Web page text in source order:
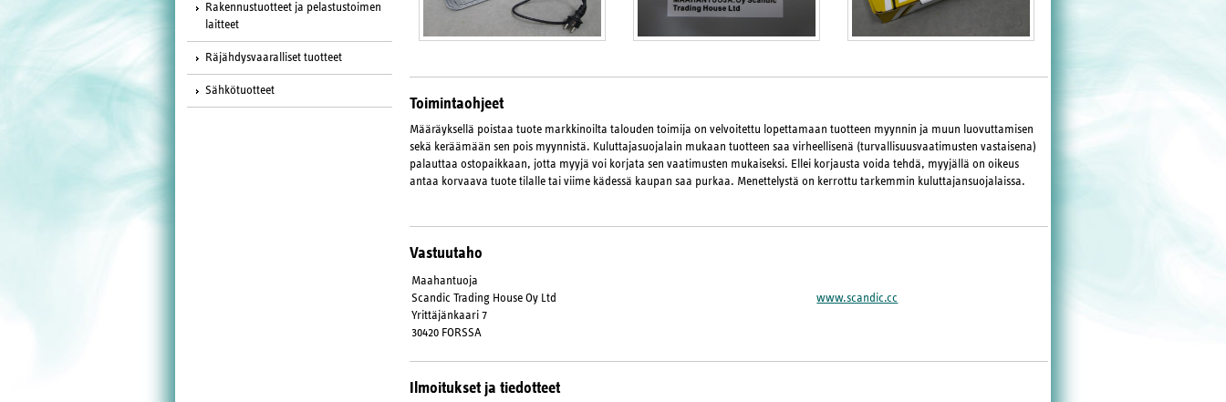
Rakennustuotteet ja pelastustoimen
laitteet
Räjähdysvaaralliset tuotteet
Sähkötuotteet
Toimintaohjeet
Määräyksellä poistaa tuote markkinoilta talouden toimija on velvoitettu lopettamaan tuotteen myynnin ja muun luovuttamisen
sekä keräämään sen pois myynnistä. Kuluttajasuojalain mukaan tuotteen saa virheellisenä (turvallisuusvaatimusten vastaisena)
palauttaa ostopaikkaan, jotta myyjä voi korjata sen vaatimusten mukaiseksi. Ellei korjausta voida tehdä, myyjällä on oikeus
antaa korvaava tuote tilalle tai viime kädessä kaupan saa purkaa. Menettelystä on kerrottu tarkemmin kuluttajansuojalaissa.
Vastuutaho
Maahantuoja
Scandic Trading House Oy Ltd
Yrittäjänkaari 7
30420 FORSSA
www.scandic.cc
Ilmoitukset ja tiedotteet